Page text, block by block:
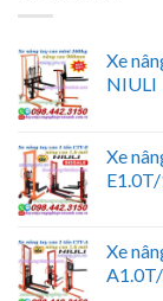
Xe
NIULI
Xe
Xe